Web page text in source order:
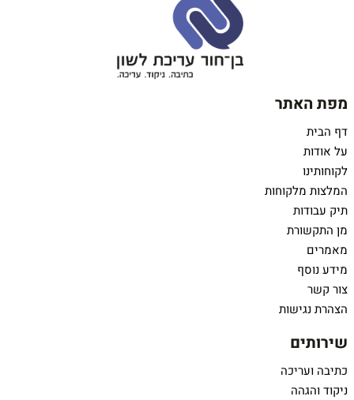
מפת האתר
דף הבית
על אודות
לקוחותינו
המלצות מלקוחות
תיק עבודות
מן התקשורת
מאמרים
מידע נוסף
צור קשר
הצהרת נגישות
שירותים
כתיבה ועריכה
ניקוד והגהה